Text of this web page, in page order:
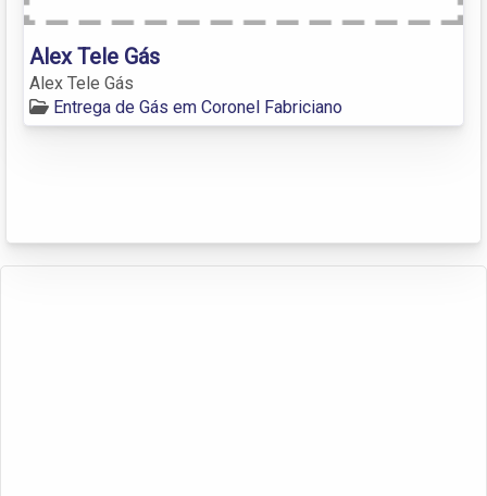
Alex Tele Gás
Alex Tele Gás
Entrega de Gás em Coronel Fabriciano